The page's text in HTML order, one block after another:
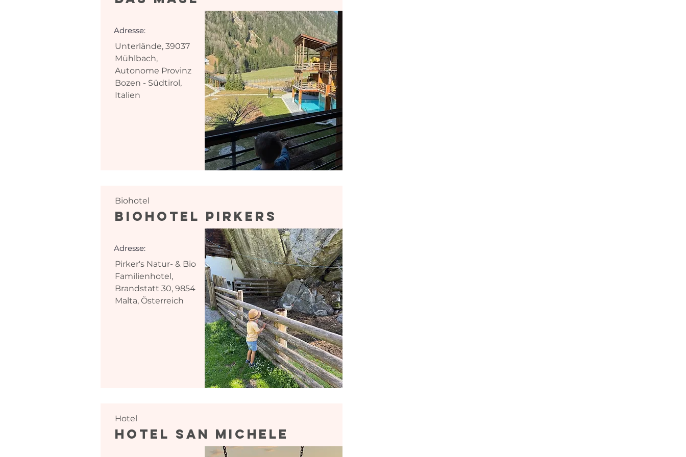
Unterlände, 39037
Mühlbach,
Autonome Provinz
Bozen - Südtirol,
Italien
Adresse:
Biohotel
Biohotel Pirkers
Pirker's Natur- & Bio
Familienhotel,
Brandstatt 30, 9854
Malta, Österreich
Adresse:
Hotel
Hotel San Michele